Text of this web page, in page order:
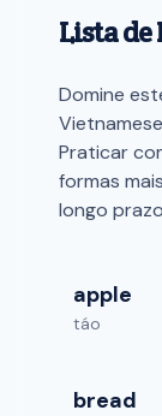
Lista
Domine
Praticar
formas
longo
apple
táo
bread